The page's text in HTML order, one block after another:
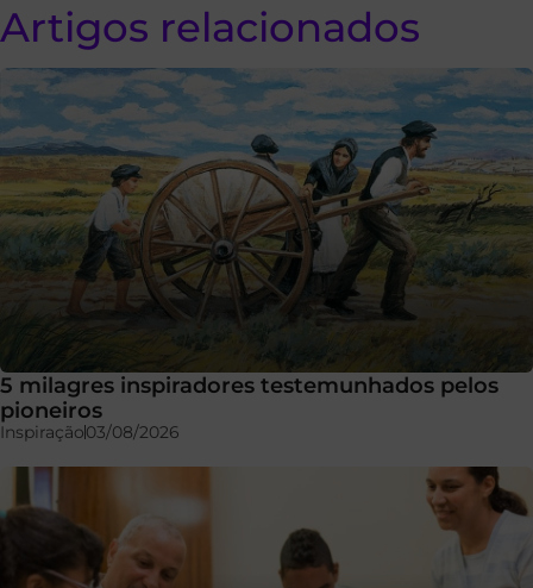
Artigos relacionados
5 milagres inspiradores testemunhados pelos
pioneiros
Inspiração03/08/2026